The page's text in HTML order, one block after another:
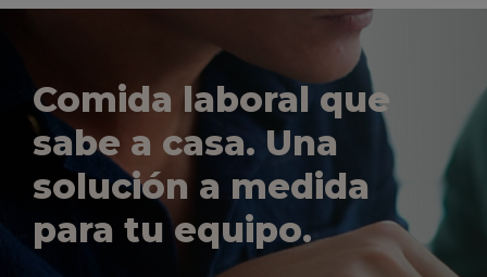
Comida laboral que
sabe a casa. Una
solución a medida
para tu equipo.